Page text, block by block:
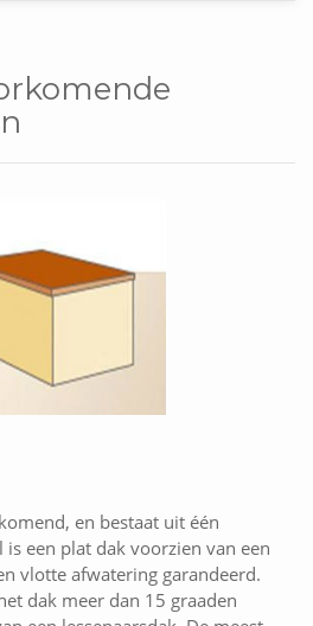
en bestaat uit één
een plat dak voorzien van een
vlotte afwatering garandeerd.
dak meer dan 15 graaden